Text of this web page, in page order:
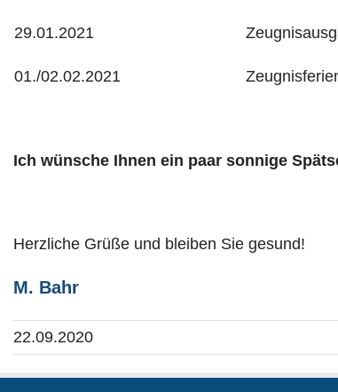
29.01.2021
01./02.02.2021
Ich wünsche Ihnen ein paar sonnige
Herzliche Grüße und bleiben Sie gesund!
M. Bahr
22.09.2020